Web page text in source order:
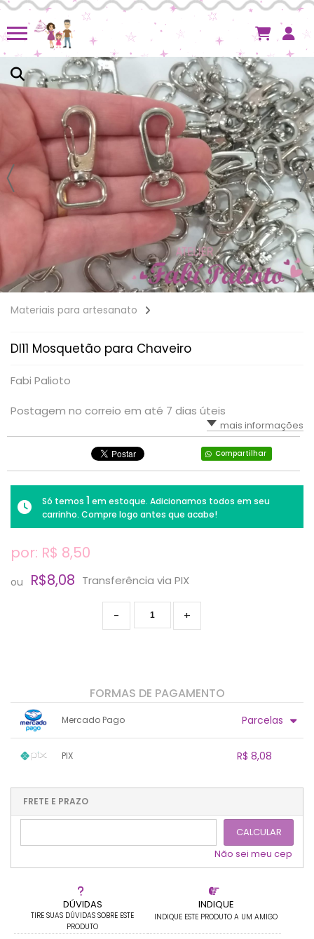
Materiais para artesanato
DI11 Mosquetão para Chaveiro
Fabi Palioto
Postagem no correio em até 7 dias úteis
mais informações
Compartilhar
Só temos 1 em estoque. Adicionamos todos em seu
carrinho. Compre logo antes que acabe!
DÚVIDAS
TIRE SUAS DÚVIDAS SOBRE ESTE
PRODUTO
INDIQUE
INDIQUE ESTE PRODUTO A UM AMIGO
por: R$ 8,50
ou R$8,08 Transferência via PIX
+
-
FORMAS DE PAGAMENTO
Mercado Pago Parcelas
PIX R$ 8,08
...
....
FRETE E PRAZO
CALCULAR
Não sei meu cep